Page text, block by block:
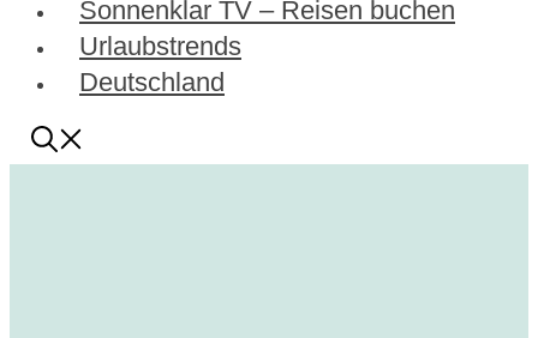
Sonnenklar TV – Reisen buchen
Urlaubstrends
Deutschland